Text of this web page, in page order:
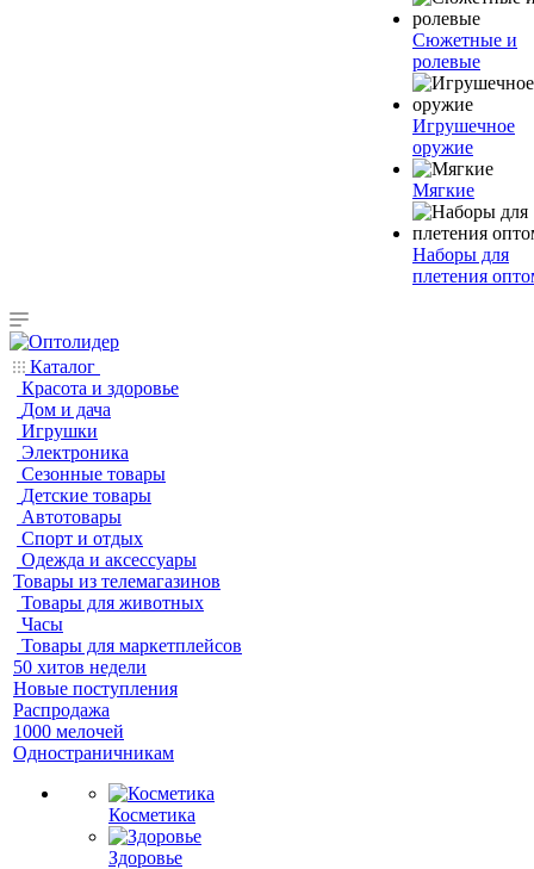
Сюжетные и
ролевые
Игрушечное
оружие
Мягкие
Наборы для
плетения
Каталог
Красота и здоровье
Дом и дача
Игрушки
Электроника
Сезонные товары
Детские товары
Автотовары
Спорт и отдых
Одежда и аксессуары
Товары из телемагазинов
Товары для животных
Часы
Товары для маркетплейсов
50 хитов недели
Новые поступления
Распродажа
1000 мелочей
Одностраничникам
Косметика
Здоровье